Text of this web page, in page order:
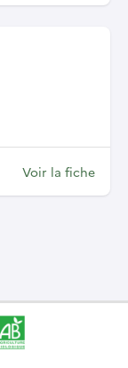
Voir la fiche